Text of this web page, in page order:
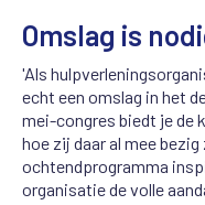
Omslag is
'Als
echt een omslag in het
mei-congres biedt je de
hoe zij daar al mee
ochtendprogramma
organisatie de volle